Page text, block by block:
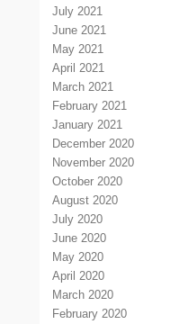
July 2021
June 2021
May 2021
April 2021
March 2021
February 2021
January 2021
December 2020
November 2020
October 2020
August 2020
July 2020
June 2020
May 2020
April 2020
March 2020
February 2020